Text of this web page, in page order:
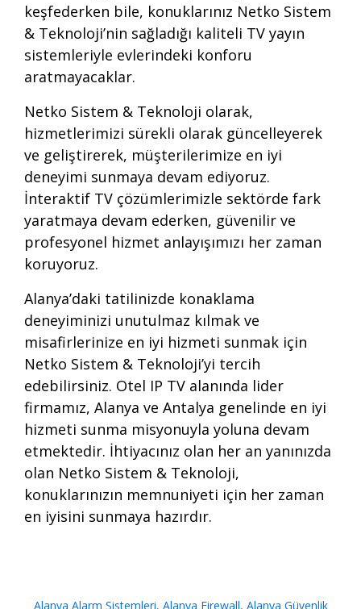
keşfederken bile, konuklarınız Netko Sistem
& Teknoloji’nin sağladığı kaliteli TV yayın
sistemleriyle evlerindeki konforu
aratmayacaklar.
Netko Sistem & Teknoloji olarak,
hizmetlerimizi sürekli olarak güncelleyerek
ve geliştirerek, müşterilerimize en iyi
deneyimi sunmaya devam ediyoruz.
İnteraktif TV çözümlerimizle sektörde fark
yaratmaya devam ederken, güvenilir ve
profesyonel hizmet anlayışımızı her zaman
koruyoruz.
Alanya’daki tatilinizde konaklama
deneyiminizi unutulmaz kılmak ve
misafirlerinize en iyi hizmeti sunmak için
Netko Sistem & Teknoloji’yi tercih
edebilirsiniz. Otel IP TV alanında lider
firmamız, Alanya ve Antalya genelinde en iyi
hizmeti sunma misyonuyla yoluna devam
etmektedir. İhtiyacınız olan her an yanınızda
olan Netko Sistem & Teknoloji,
konuklarınızın memnuniyeti için her zaman
en iyisini sunmaya hazırdır.
Alanya Alarm Sistemleri, Alanya Firewall, Alanya Güvenlik